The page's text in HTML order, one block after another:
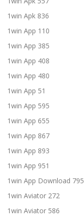
1win Apk 836
1win App 110
1win App 385
1win App 408
1win App 480
1win App 51
1win App 595
1win App 655
1win App 867
1win App 893
1win App 951
1win App Download 795
1win Aviator 272
1win Aviator 586